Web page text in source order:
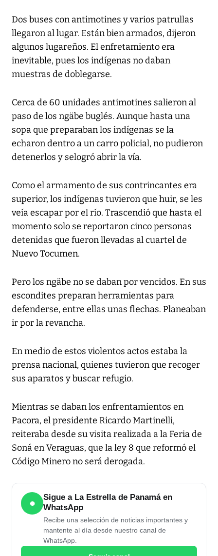
Dos buses con antimotines y varios patrullas
llegaron al lugar. Están bien armados, dijeron
algunos lugareños. El enfretamiento era
inevitable, pues los indígenas no daban
muestras de doblegarse.
Cerca de 60 unidades antimotines salieron al
paso de los ngäbe buglés. Aunque hasta una
sopa que preparaban los indígenas se la
echaron dentro a un carro policial, no pudieron
detenerlos y selogró abrir la vía.
Como el armamento de sus contrincantes era
superior, los indígenas tuvieron que huir, se les
veía escapar por el río. Trascendió que hasta el
momento solo se reportaron cinco personas
detenidas que fueron llevadas al cuartel de
Nuevo Tocumen.
Pero los ngäbe no se daban por vencidos. En sus
escondites preparan herramientas para
defenderse, entre ellas unas flechas. Planeaban
ir por la revancha.
En medio de estos violentos actos estaba la
prensa nacional, quienes tuvieron que recoger
sus aparatos y buscar refugio.
Mientras se daban los enfrentamientos en
Pacora, el presidente Ricardo Martinelli,
reiteraba desde su visita realizada a la Feria de
Soná en Veraguas, que la ley 8 que reformó el
Código Minero no será derogada.
●
Sigue a La Estrella de Panamá en
WhatsApp
Recibe una selección de noticias importantes y
mantente al día desde nuestro canal de
WhatsApp.